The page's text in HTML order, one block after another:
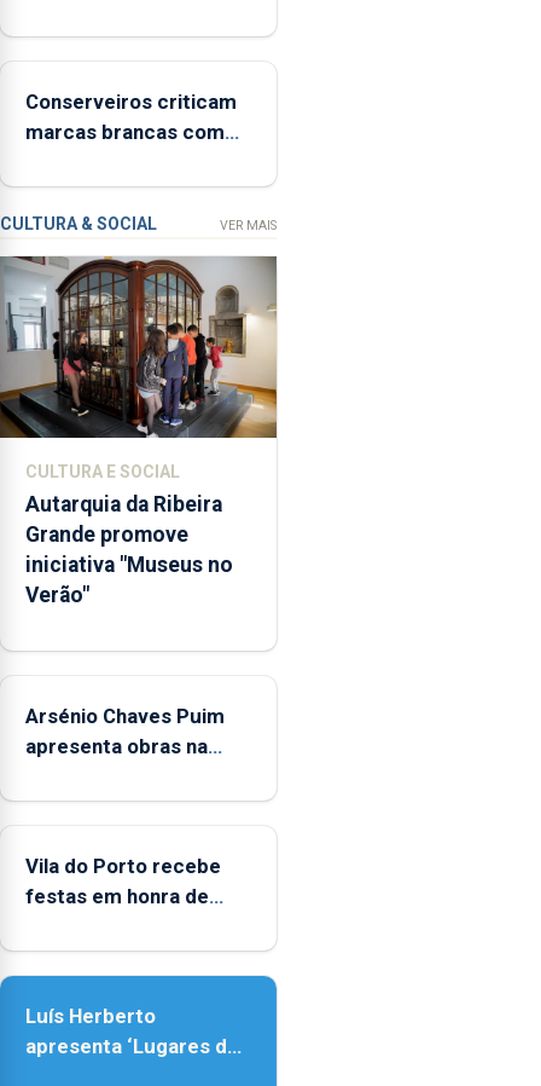
de
Ser”
a
prevenção
primária
da
violência
doméstica,
através
da
promoção
competências
pessoais,
emocionais
e
sociais
das
Conserveiros criticam
marcas brancas com
CULTURA & SOCIAL VER MAIS
CULTURA E SOCIAL
Autarquia da Ribeira
Grande promove
iniciativa "Museus no
Verão"
Arsénio Chaves Puim
apresenta obras na
Porto
Vila do Porto recebe
festas em honra de
Assunção
Luís Herberto
apresenta ‘Lugares da